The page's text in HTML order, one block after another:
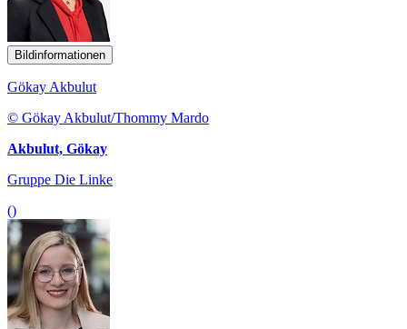
Bildinformationen
Gökay Akbulut
© Gökay Akbulut/Thommy Mardo
Akbulut, Gökay
Gruppe Die Linke
()